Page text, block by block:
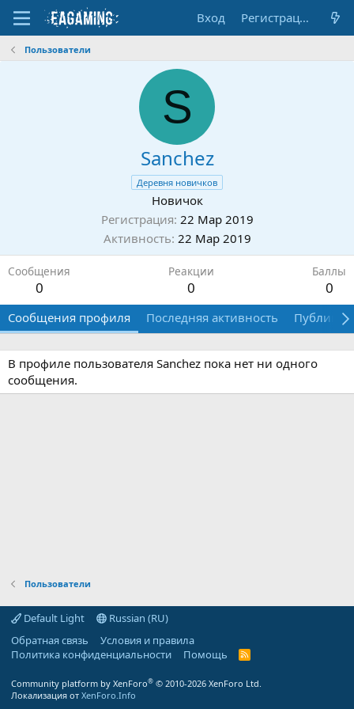
Вход Регистрация
Пользователи
S
Sanchez
Деревня новичков
Новичок
Регистрация 22 Мар 2019
Активность 22 Мар 2019
Сообщения
0
Реакции
0
Баллы
0
Сообщения профиля Последняя активность
В профиле пользователя Sanchez пока нет ни одного
сообщения.
Пользователи
Default Light
Russian (RU)
Обратная связь
Условия и правила
Политика конфиденциальности
Помощь
R
Community platform by XenForo® © 2010-2026 XenForo Ltd.
Локализация от XenForo.Info